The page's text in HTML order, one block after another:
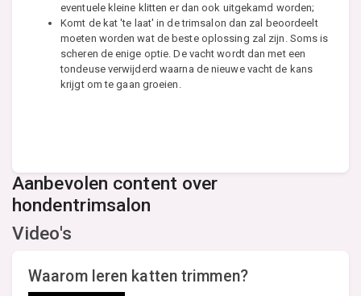
eventuele kleine klitten er dan ook uitgekamd worden;
Komt de kat 'te laat' in de trimsalon dan zal beoordeelt
moeten worden wat de beste oplossing zal zijn. Soms is
scheren de enige optie. De vacht wordt dan met een
tondeuse verwijderd waarna de nieuwe vacht de kans
krijgt om te gaan groeien.
Aanbevolen content over
hondentrimsalon
Video's
Waarom leren katten trimmen?